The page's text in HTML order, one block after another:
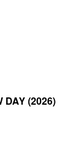
DAY (2026)